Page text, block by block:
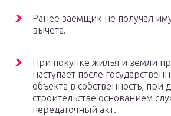
Ранее заемщик не получал
вычета.
При покупке жилья и земли
наступает после
объекта в собственность, при
строительстве основанием
передаточный акт.